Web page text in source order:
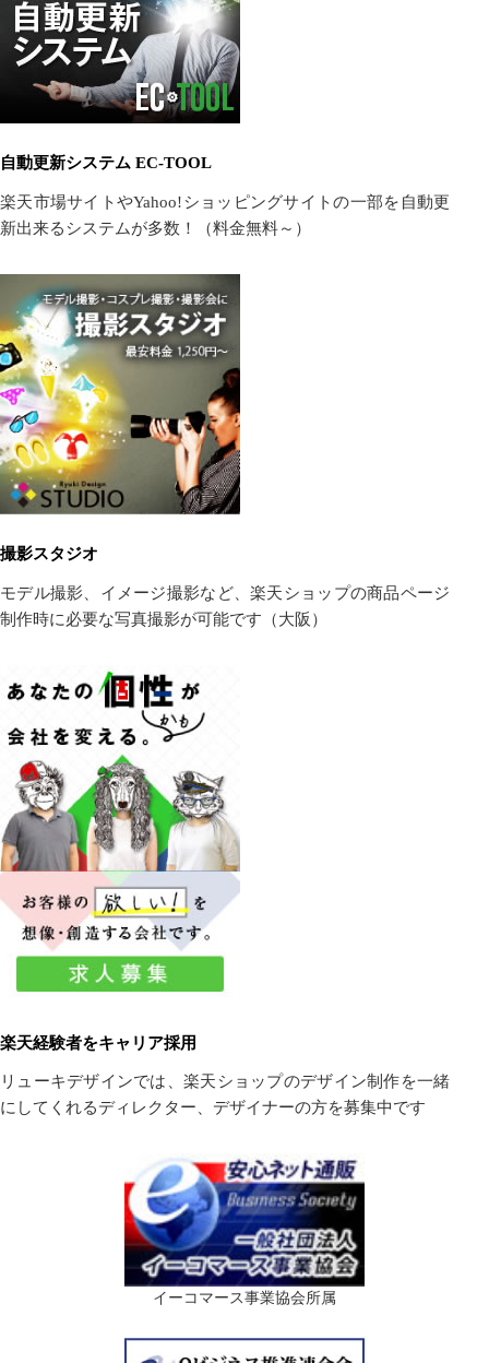
自動更新システム EC-TOOL
楽天市場サイトやYahoo!ショッピングサイトの一部を自動更
新出来るシステムが多数！（料金無料～）
撮影スタジオ
モデル撮影、イメージ撮影など、楽天ショップの商品ページ
制作時に必要な写真撮影が可能です（大阪）
楽天経験者をキャリア採用
リューキデザインでは、楽天ショップのデザイン制作を一緒
にしてくれるディレクター、デザイナーの方を募集中です
イーコマース事業協会所属